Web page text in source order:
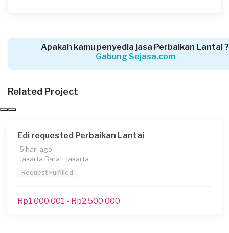
Jakarta Timur, Jakarta
Request Fulfilled
Jakarta Barat, Jakarta
Request Fulfilled
Apakah kamu penyedia jasa Perbaikan Lantai
Gabung Sejasa.com
Related Project
Edi requested Perbaikan Lantai
5 hari ago
Jakarta Barat, Jakarta
Request Fulfilled
Rp1.000.001 - Rp2.500.000